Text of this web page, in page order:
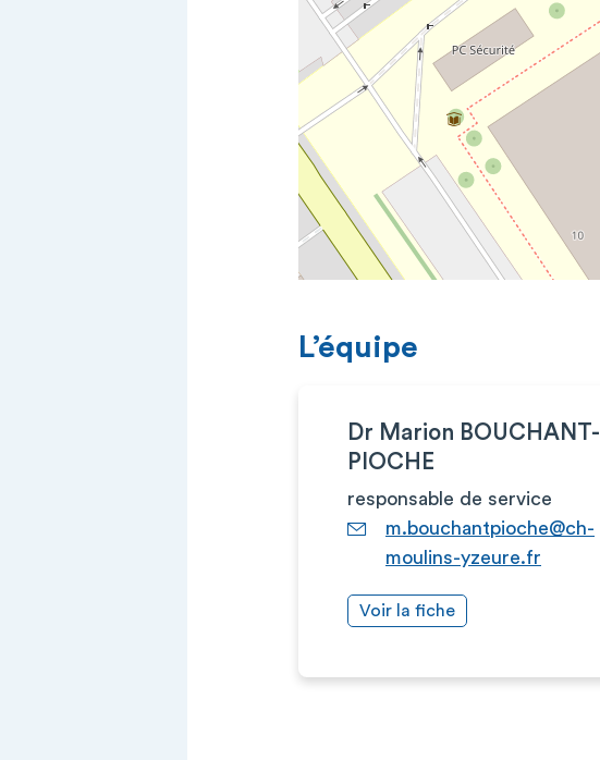
L’équipe
Dr Marion BOUCHANT-
PIOCHE
responsable de service
m.bouchantpioche@ch-
moulins-yzeure.fr
Voir la fiche